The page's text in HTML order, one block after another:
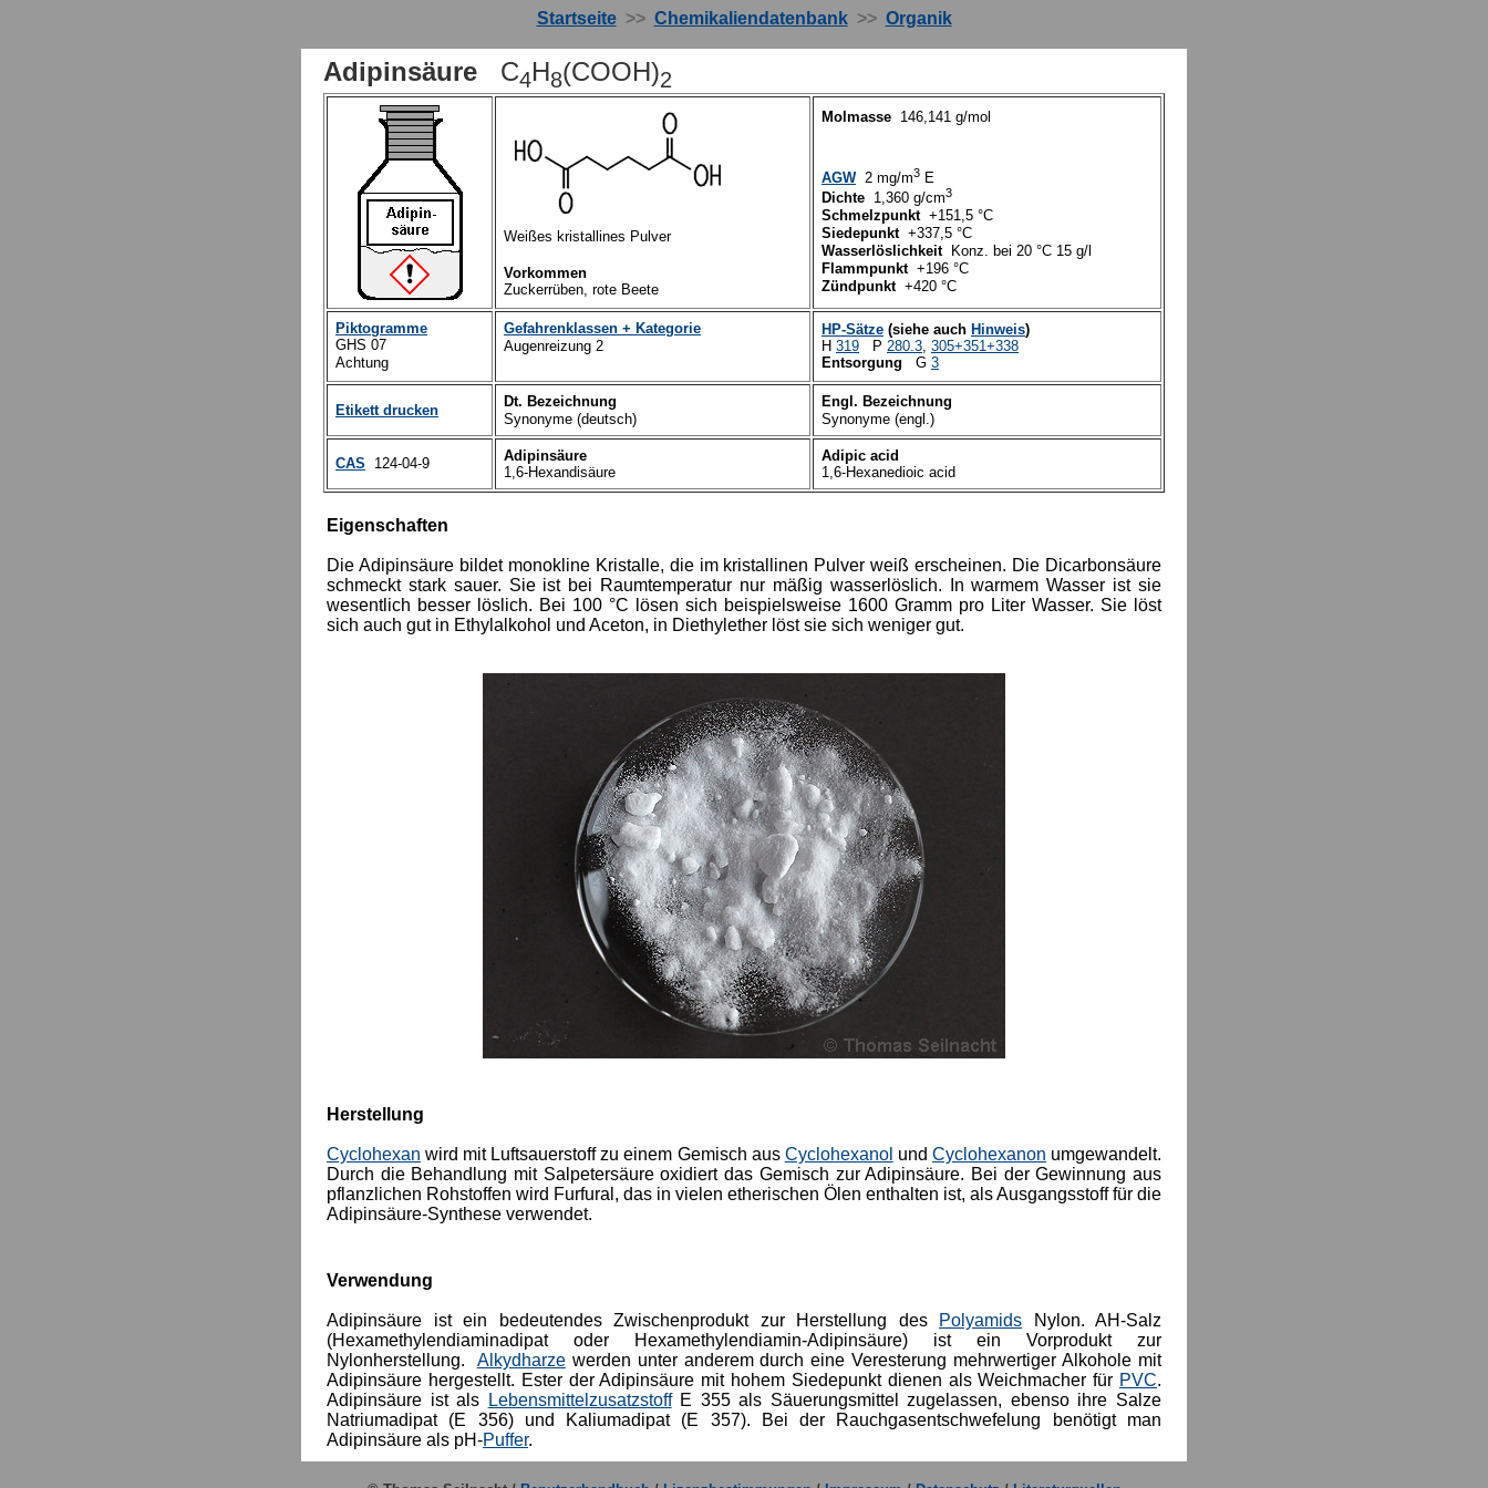
Startseite>> Chemikaliendatenbank>> Organik
Adipinsäure C4H8(COOH)2
Weißes kristallines Pulver
Vorkommen
Zuckerrüben, rote Beete
Molmasse 146,141 g/mol
AGW 2 mg/m3 E
Dichte 1,360 g/cm3
Schmelzpunkt +151,5 °C
Siedepunkt +337,5 °C
Wasserlöslichkeit
Konz. bei 20 °C 15 g/l
Flammpunkt +196 °C
Zündpunkt+420 °C
Piktogramme
GHS 07
Achtung
Gefahrenklassen + Kategorie
Augenreizung 2
HP-Sätze (siehe auch Hinweis)
H 319 P 280.3 305+351+338
Entsorgung
G 3
Etikett drucken
Dt. Bezeichnung
Synonyme (deutsch)
Engl. Bezeichnung
Synonyme (engl.)
CAS 124-04-9
Adipinsäure
1,6-Hexandisäure
Adipic acid
1,6-Hexanedioic acid
Eigenschaften
Die Adipinsäure bildet monokline Kristalle, die im kristallinen Pulver weiß erscheinen. Die Dicarbonsäure
schmeckt stark sauer. Sie ist bei Raumtemperatur nur mäßig wasserlöslich. In warmem Wasser ist sie
wesentlich besser löslich. Bei 100 °C lösen sich beispielsweise 1600 Gramm pro Liter Wasser. Sie löst
sich auch gut in Ethylalkohol und Aceton, in Diethylether löst sie sich weniger gut.
Herstellung
Cyclohexan wird mit Luftsauerstoff zu einem Gemisch aus Cyclohexanol und Cyclohexanon umgewandelt.
Durch die Behandlung mit Salpetersäure oxidiert das Gemisch zur Adipinsäure. Bei der Gewinnung aus
pflanzlichen Rohstoffen wird Furfural, das in vielen etherischen Ölen enthalten ist, als Ausgangsstoff für die
Adipinsäure-Synthese verwendet.
Verwendung
Adipinsäure ist ein bedeutendes Zwischenprodukt zur Herstellung des Polyamids Nylon. AH-Salz
(Hexamethylendiaminadipat oder Hexamethylendiamin-Adipinsäure) ist ein Vorprodukt zur
Nylonherstellung. Alkydharzewerden unter anderem durch eine Veresterung mehrwertiger Alkohole mit
Adipinsäure hergestellt. Ester der Adipinsäure mit hohem Siedepunkt dienen als Weichmacher für PVC.
Adipinsäure ist als
LebensmittelzusatzstoffE 355 als Säuerungsmittel zugelassen, ebenso ihre Salze
Natriumadipat (E 356) und Kaliumadipat (E 357). Bei der Rauchgasentschwefelung benötigt man
Adipinsäure als pH-Puffer.